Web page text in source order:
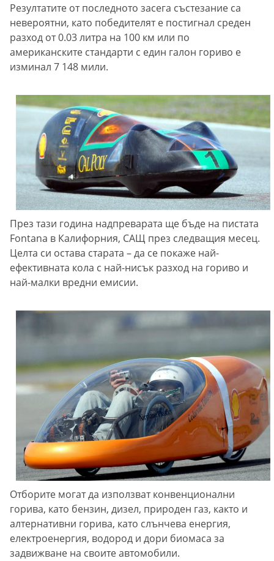
Резултатите от последното засега състезание са
невероятни, като победителят е постигнал среден
разход от 0.03 литра на 100 км или по
американските стандарти с един галон гориво е
изминал 7 148 мили.
През тази година надпреварата ще бъде на пистата
Fontana в Калифорния, САЩ през следващия месец.
Целта си остава старата – да се покаже най-
ефективната кола с най-нисък разход на гориво и
най-малки вредни емисии.
Отборите могат да използват конвенционални
горива, като бензин, дизел, природен газ, както и
алтернативни горива, като слънчева енергия,
електроенергия, водород и дори биомаса за
задвижване на своите автомобили.